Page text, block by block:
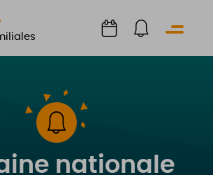
Menu
nationale